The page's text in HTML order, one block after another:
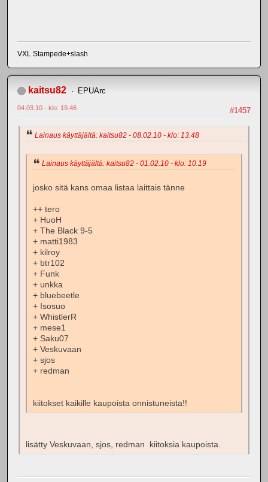
VXL Stampede+slash
kaitsu82 EPUArc
#1457
04.03.10 - klo: 19.46
Lainaus käyttäjältä: kaitsu82 - 08.02.10 - klo: 13.48
Lainaus käyttäjältä: kaitsu82 - 01.02.10 - klo: 10.19
josko sitä kans omaa listaa laittais tänne
++ tero
+ HuoH
+ The Black 9-5
+ matti1983
+ kilroy
+ btr102
+ Funk
+ unkka
+ bluebeetle
+ Isosuo
+ WhistlerR
+ mese1
+ Saku07
+ Veskuvaan
+ sjos
+ redman
kiitokset kaikille kaupoista onnistuneista!!
lisätty Veskuvaan, sjos, redman kiitoksia kaupoista.